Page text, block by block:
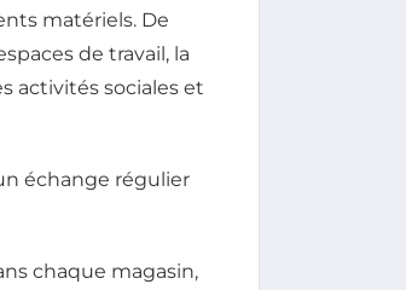
matériels. De
de travail, la
activités sociales et
échange régulier
chaque magasin,